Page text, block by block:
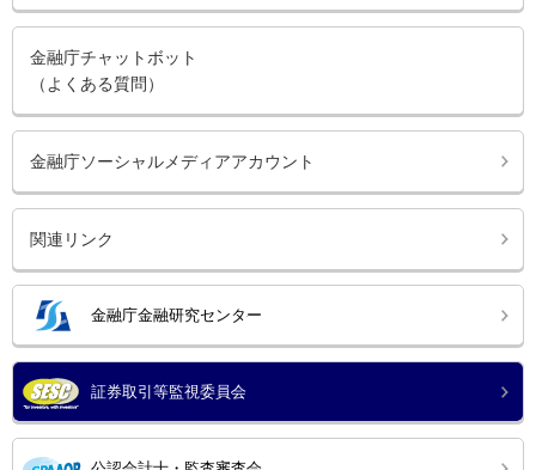
金融庁チャットボット
（よくある質問）
金融庁ソーシャルメディアアカウント
関連リンク
金融庁金融研究センター
証券取引等監視委員会